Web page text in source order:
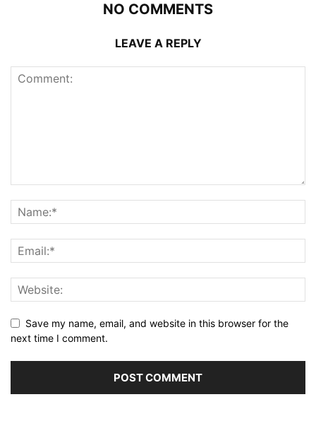
NO COMMENTS
LEAVE A REPLY
Save my name, email, and website in this browser for the
next time I comment.